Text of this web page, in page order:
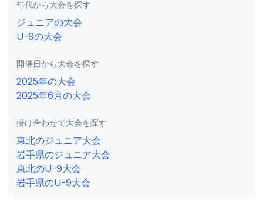
年代から大会を探す
ジュニアの大会
U-9の大会
開催日から大会を探す
2025年の大会
2025年6月の大会
掛け合わせで大会を探す
東北のジュニア大会
岩手県のジュニア大会
東北のU-9大会
岩手県のU-9大会